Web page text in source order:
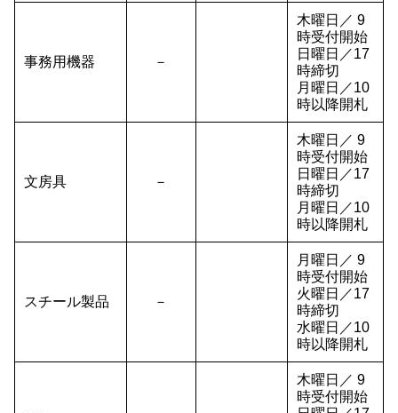
事務用機器 －
木曜日／ 9
時受付開始
日曜日／17
時締切
月曜日／10
時以降開札
文房具 －
木曜日／ 9
時受付開始
日曜日／17
時締切
月曜日／10
時以降開札
スチール製品 －
月曜日／ 9
時受付開始
火曜日／17
時締切
水曜日／10
時以降開札
木曜日／ 9
時受付開始